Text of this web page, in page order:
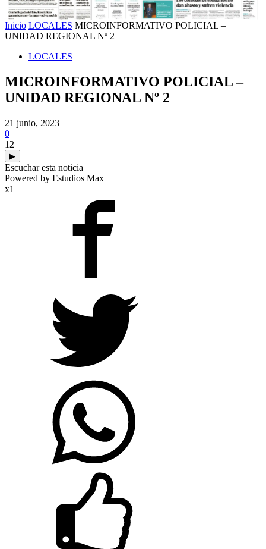
Inicio LOCALES MICROINFORMATIVO POLICIAL –
UNIDAD REGIONAL Nº 2
LOCALES
MICROINFORMATIVO POLICIAL –
UNIDAD REGIONAL Nº 2
21 junio, 2023
0
12
▶
Escuchar esta noticia
Powered by Estudios Max
x1